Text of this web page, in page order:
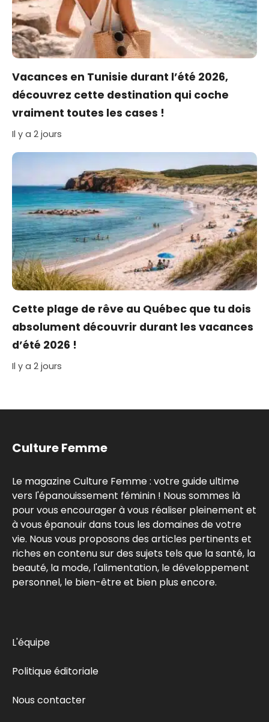
Vacances en Tunisie durant l’été 2026,
découvrez cette destination qui coche
vraiment toutes les cases !
Il y a 2 jours
Cette plage de rêve au Québec que tu dois
absolument découvrir durant les vacances
d’été 2026 !
Il y a 2 jours
Culture Femme
Le magazine Culture Femme : votre guide ultime
vers l'épanouissement féminin ! Nous sommes là
pour vous encourager à vous réaliser pleinement et
à vous épanouir dans tous les domaines de votre
vie. Nous vous proposons des articles pertinents et
riches en contenu sur des sujets tels que la santé, la
beauté, la mode, l'alimentation, le développement
personnel, le bien-être et bien plus encore.
L'équipe
Politique éditoriale
Nous contacter